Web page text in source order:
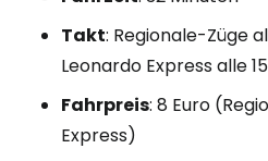
Takt: Regionale-Züge
Leonardo Express alle
Fahrpreis: 8 Euro
Express)